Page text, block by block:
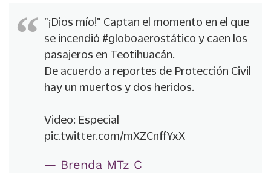
"¡Dios mío!" Captan el momento en el que
se incendió #globoaerostático y caen los
pasajeros en Teotihuacán.
De acuerdo a reportes de Protección Civil
hay un muertos y dos heridos.
Video: Especial
pic.twitter.com/mXZCnffYxX
— Brenda MTz C